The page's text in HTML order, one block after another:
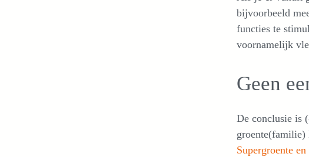
bijvoorbeeld
functies te
voornamelijk
Geen
De conclusie is
groente(familie)
Supergroente